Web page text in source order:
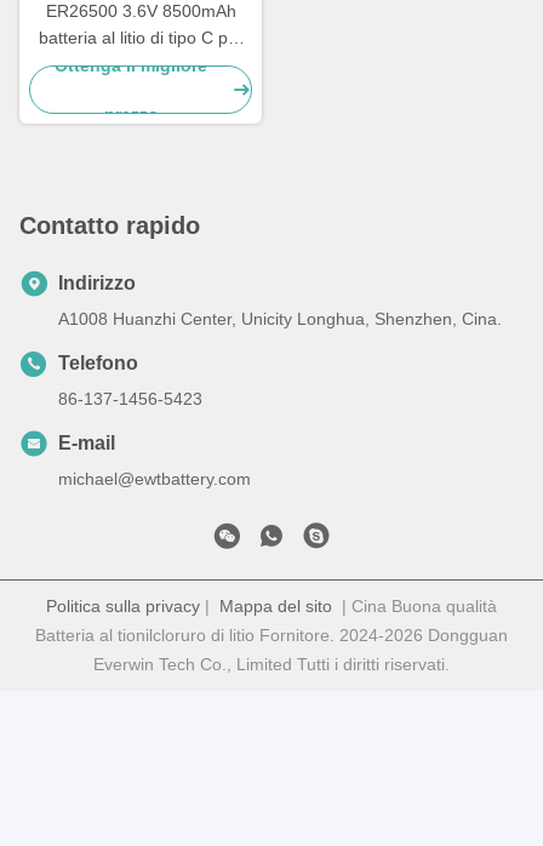
ER26500 3.6V 8500mAh
batteria al litio di tipo C per
dispositivi IoT e contatori
Ottenga il migliore
prezzo
Contatto rapido
Indirizzo
A1008 Huanzhi Center, Unicity Longhua, Shenzhen, Cina.
Telefono
86-137-1456-5423
E-mail
michael@ewtbattery.com
Politica sulla privacy | Mappa del sito | Cina Buona qualità
Batteria al tionilcloruro di litio Fornitore. 2024-2026 Dongguan
Everwin Tech Co., Limited Tutti i diritti riservati.